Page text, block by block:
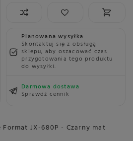
Planowana wysyłka
Skontaktuj się z obsługą
sklepu, aby oszacować czas
przygotowania tego produktu
do wysyłki.
Darmowa dostawa
Sprawdź cennik
JX-680P - Czarny mat